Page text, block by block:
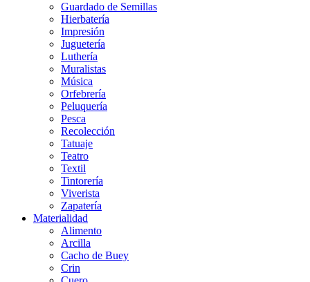
Guardado de Semillas
Hierbatería
Impresión
Juguetería
Luthería
Muralistas
Música
Orfebrería
Peluquería
Pesca
Recolección
Tatuaje
Teatro
Textil
Tintorería
Viverista
Zapatería
Materialidad
Alimento
Arcilla
Cacho de Buey
Crin